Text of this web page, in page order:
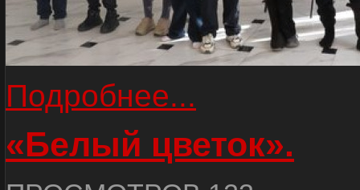
Подробнее...
«Белый цветок».